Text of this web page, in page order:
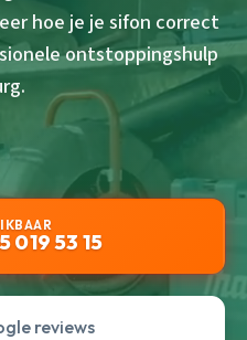
hoe je je sifon correct
ontstoppingshulp
019 53 15
reviews